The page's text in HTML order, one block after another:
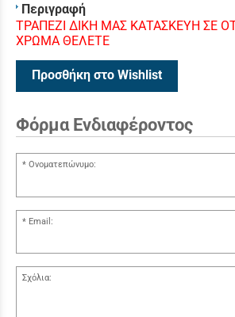
Περιγραφή
ΤΡΑΠΕΖΙ ΔΙΚΗ ΜΑΣ ΚΑΤΑΣΚΕΥΗ ΣΕ
ΧΡΩΜΑ ΘΕΛΕΤΕ
Προσθήκη στο Wishlist
Φόρμα Ενδιαφέροντος
Ονοματεπώνυμο:
Email:
Σχόλια: